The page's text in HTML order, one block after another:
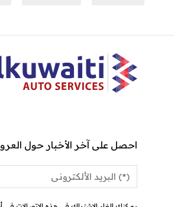
احصل على آخر الأخبار حول